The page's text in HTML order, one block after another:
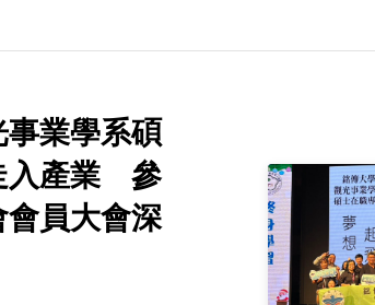
業學系碩
入產業 參
員大會深